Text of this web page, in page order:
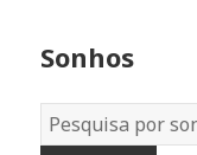
Sonhos
Dicionário
dos